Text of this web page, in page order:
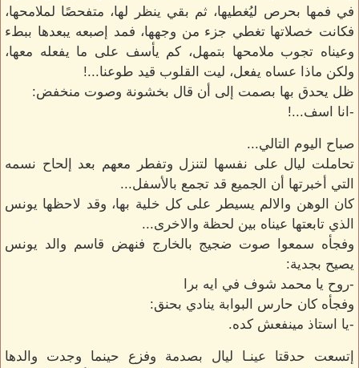
في فمها بحرص ليُغطيها، ثم بقي ينظر لها، متفحصًا لملامحها،
فكانت خصلاتها تغطي جزء من وجهها، فمد إصبعه يبعدها ببطء
وعيناه تجوب ملامحها بتمهل، كم يأسف على ما يفعله معها،
ولكن ماذا عساه يفعل، ليت القلوب قيد طوعنا...!
ظل يحدق بها بصمت إلى أن قال بخشونة وصوت منخفض:
-انا اسف...!
صباح اليوم التالي...
تحاملت ليال على نفسها لتنزل وتفطر معهم بعد إلحاح نسمه
التي أخبرتها أن الجميع قد تجمع بالأسفل...
كان الوهن والالم يسيطر على كل خلية بها، وقد لاحظها يونس
الذي تابعتها عيناه بين لحظة والاخرى...
وفجأه سمعوا صوت ضجيج بالخارج فنهض قاسم والد يونس
يصيح بجدية:
-روح يا محمد شوف في ايه برا
وفجأه كان حارس البوابة ينادي بحنق:
-يا استاذ مينفعش كده.
إتسعت حدقتا عينـا ليال بصدمة وفزع حينما وجدت والدها